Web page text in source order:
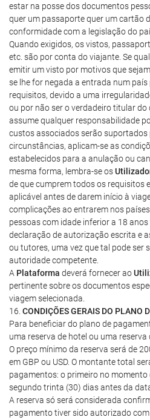
estar na posse dos documentos
quer um passaporte quer um cartão
conformidade com a legislação do
Quando exigidos, os vistos,
etc. são por conta do viajante. Se
emitir um visto por motivos que
se lhe for negada a entrada num
requisitos, devido a uma
ou por não ser o verdadeiro titular do
assume qualquer responsabilidade
custos associados serão suportados
circunstâncias, aplicam-se as
estabelecidos para a anulação ou
mesma forma, lembra-se os
de que cumprem todos os requisitos
aplicável antes de darem início à
complicações ao entrarem nos
pessoas com idade inferior a 18
declaração de autorização escrita e
ou tutores, uma vez que tal pode ser
autoridade competente.
A Plataforma deverá fornecer ao
pertinente sobre os documentos
viagem selecionada.
16. CONDIÇÕES GERAIS DO PLANO
Para beneficiar do plano de
uma reserva de hotel ou uma reserva
O preço mínimo da reserva será de
em GBP ou USD. O montante total
pagamentos: o primeiro no
segundo trinta (30) dias antes da
A reserva só será considerada
pagamento tiver sido autorizado